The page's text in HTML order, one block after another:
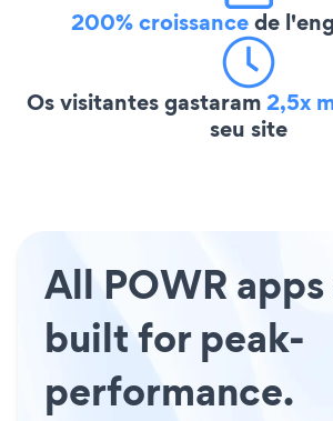
200% croissancede
Os visitantes gastaram2,5x
seu site
All POWR
built for peak-
performance.